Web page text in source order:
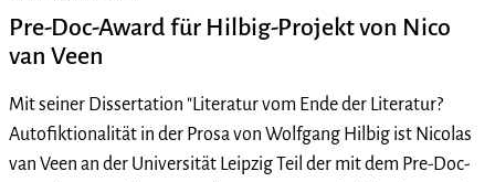
Pre-Doc-Award für Hilbig-Projekt von Nico
van Veen
Mit seiner Dissertation "Literatur vom Ende der Literatur?
Autofiktionalität in der Prosa von Wolfgang Hilbig ist Nicolas
van Veen an der Universität Leipzig Teil der mit dem Pre-Doc-